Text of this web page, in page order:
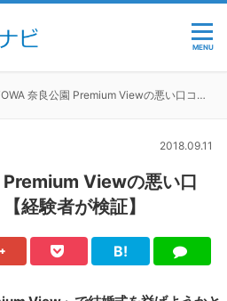
MENU
KOTOWA 奈良公園 Premium Viewの悪い口コミ・評判は本当？【経験者が検証】
2018.09.11
Viewの悪い口
経験者が検証】
Pocket
B!
は
ブ
LINE